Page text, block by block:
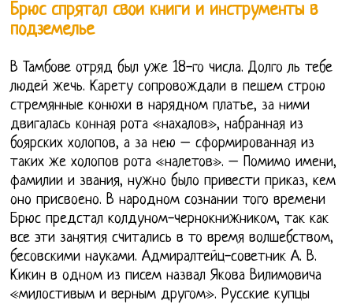
Брюс спрятал свои книги и инструменты в
подземелье
В Тамбове отряд был уже 18-го числа. Долго ль тебе
людей жечь. Карету сопровождали в пешем строю
стремянные конюхи в нарядном платье, за ними
двигалась конная рота «нахалов», набранная из
боярских холопов, а за нею – сформированная из
таких же холопов рота «налетов». – Помимо имени,
фамилии и звания, нужно было привести приказ, кем
оно присвоено. В народном сознании того времени
Брюс предстал колдуном-чернокнижником, так как
все эти занятия считались в то время волшебством,
бесовскими науками. Адмиралтейц-советник А. В.
Кикин в одном из писем назвал Якова Вилимовича
«милостивым и верным другом». Русские купцы